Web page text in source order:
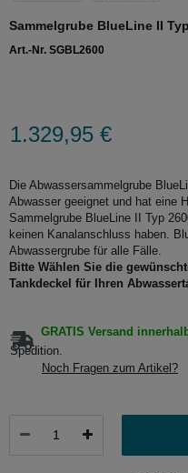
Sammelgrube BlueLine II
Art.-Nr. SGBL2600
1.329,95 €
Die Abwassersammelgrube
Abwasser geeignet und hat eine
Sammelgrube BlueLine II Typ
keinen Kanalanschluss haben.
Abwassergrube für alle Fälle.
Bitte Wählen Sie die
Tankdeckel für Ihren
GRATIS Versand
Spedition.
Noch Fragen zum Artikel?